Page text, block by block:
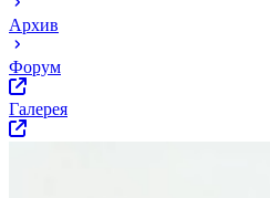
Архив
Форум
Галерея